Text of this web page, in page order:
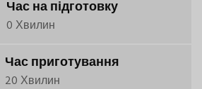
Час на підготовку
0 Хвилин
Час приготування
20 Хвилин